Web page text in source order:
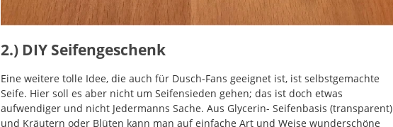
2.) DIY Seifengeschenk
Eine weitere tolle Idee, die auch für Dusch-Fans geeignet ist, ist selbstgemachte
Seife. Hier soll es aber nicht um Seifensieden gehen; das ist doch etwas
aufwendiger und nicht Jedermanns Sache. Aus Glycerin- Seifenbasis (transparent)
und Kräutern oder Blüten kann man auf einfache Art und Weise wunderschöne